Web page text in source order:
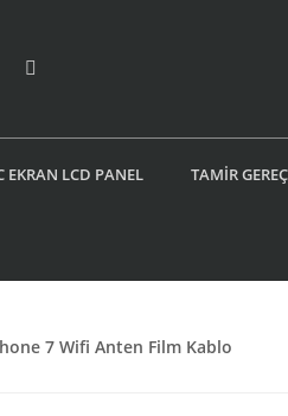
EKRAN LCD PANEL TAMİR
7 Wifi Anten Film Kablo